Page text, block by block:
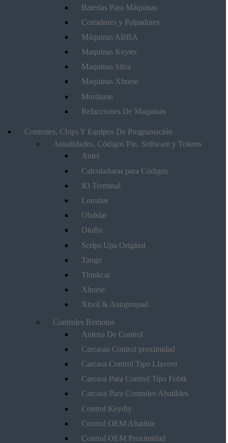
Baterías Para Máquinas
Cortadores y Palpadores
Máquinas ABBA
Maquinas Keytec
Maquinas Silca
Maquinas Xhorse
Mordazas
Refacciones De Maquinas
Controles, Chips Y Equipos De Programación
Anualidades, Códigos Pin, Software y Tokens
Autel
Calculadoras para Códigos
IO Terminal
Lonsdor
Obdstar
Otofix
Scrips Upa Original
Tango
Thinkcar
Xhorse
Xtool & Autopropad
Controles Remotos
Antena De Control
Carcasas Control proximidad
Carcasa Control Tipo Llavero
Carcasa Para Control Tipo Fobik
Carcasa Para Controles Abatibles
Control Keydiy
Control OEM Abatible
Control OEM Proximidad